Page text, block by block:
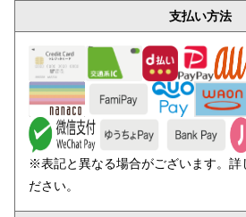
支払い方法
※表記と異なる場合がございます。詳
ださい。